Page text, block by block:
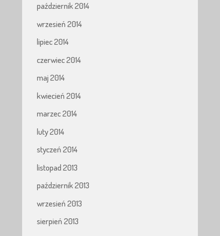
październik 2014
wrzesień 2014
lipiec 2014
czerwiec 2014
maj 2014
kwiecień 2014
marzec 2014
luty 2014
styczeń 2014
listopad 2013
październik 2013
wrzesień 2013
sierpień 2013